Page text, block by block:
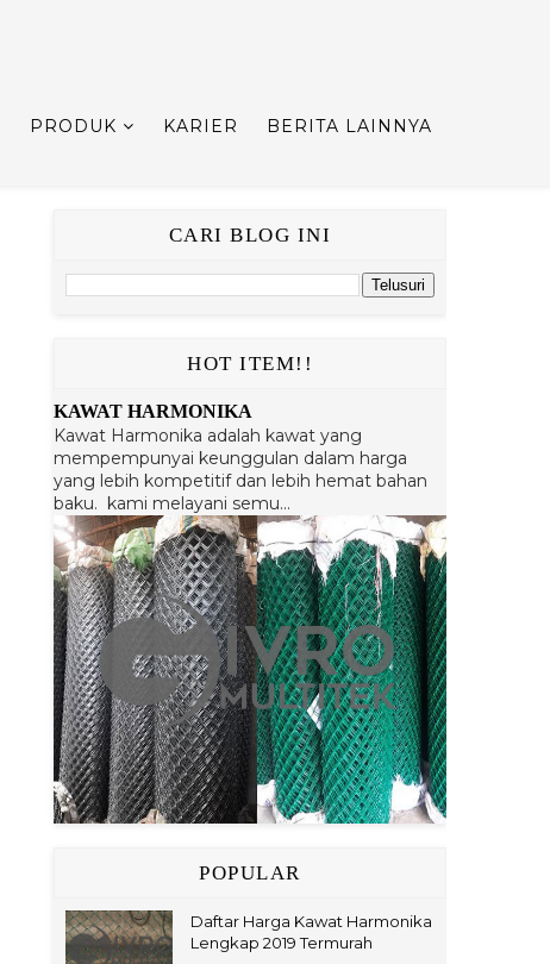
PRODUK KARIER BERITA LAINNYA
CARI BLOG INI
HOT ITEM!!
KAWAT HARMONIKA
Kawat Harmonika adalah kawat yang
mempempunyai keunggulan dalam harga
yang lebih kompetitif dan lebih hemat bahan
baku. kami melayani semu...
POPULAR
Daftar Harga Kawat Harmonika
Lengkap 2019 Termurah